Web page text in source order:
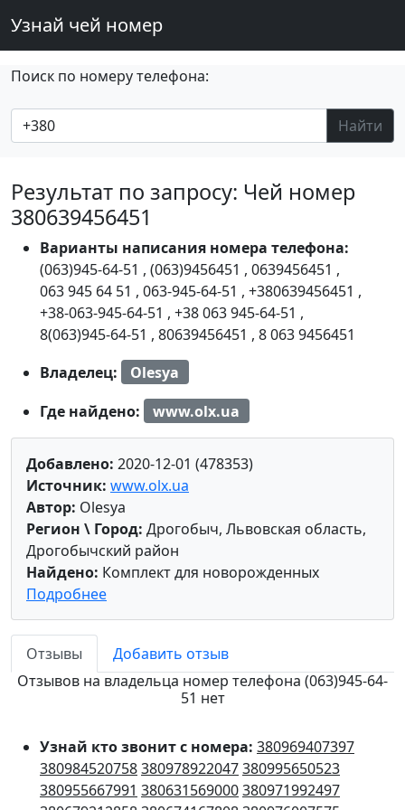
Узнай чей номер
Поиск по номеру телефона:
Найти
Результат по запросу: Чей номер
380639456451
Варианты написания номера телефона:
(063)945-64-51 , (063)9456451 , 0639456451 ,
063 945 64 51 , 063-945-64-51 , +380639456451 ,
+38-063-945-64-51 , +38 063 945-64-51 ,
8(063)945-64-51 , 80639456451 , 8 063 9456451
Владелец:
Olesya
Где найдено:
www.olx.ua
Добавлено: 2020-12-01 (478353)
Источник: www.olx.ua
Автор: Olesya
Регион \ Город: Дрогобыч, Львовская область,
Дрогобычский район
Найдено: Комплект для новорожденных
Подробнее
Отзывы
Добавить отзыв
Отзывов на владельца номер телефона (063)945-64-
51 нет
Узнай кто звонит с номера: 380969407397
380984520758380978922047380995650523
380955667991 380631569000380971992497